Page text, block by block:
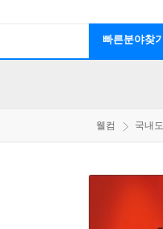
빠른분야찾기
웰컴 국내